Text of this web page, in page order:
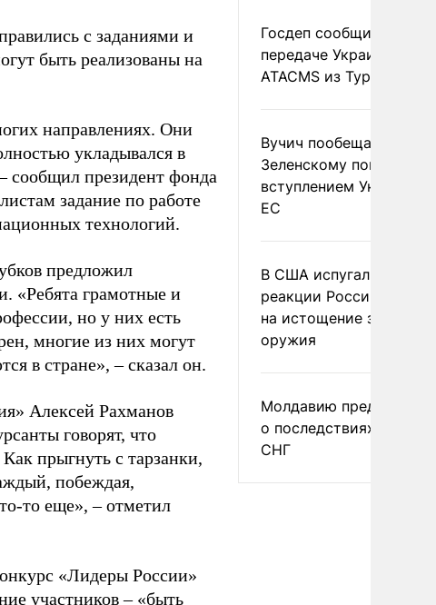
с заданиями и
быть реализованы на
направлениях. Они
укладывался в
сообщил президент фонда
задание по работе
технологий.
предложил
«Ребята грамотные и
но у них есть
многие из них могут
в стране», – сказал он.
Алексей Рахманов
говорят, что
прыгнуть с тарзанки,
побеждая,
то еще», – отметил
«Лидеры России»
участников – «быть
Госдеп сообщил о
передаче Украине
ATACMS из Турции
Вучич пообещал
Зеленскому помочь со
вступлением Украины в
ЕС
В США испугались
реакции России и
на истощение запасов
оружия
Молдавию
о последствиях выхода
СНГ